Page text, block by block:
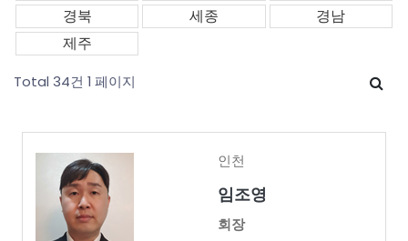
경북
세종
경남
제주
Total 34건 1 페이지
인천
임조영
회장